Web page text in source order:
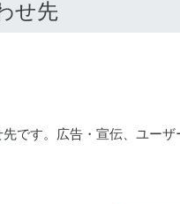
せ先
です。広告・宣伝、ユー